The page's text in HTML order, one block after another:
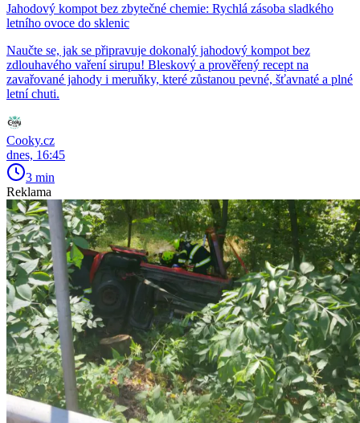
Jahodový kompot bez zbytečné chemie: Rychlá zásoba sladkého
letního ovoce do sklenic
Naučte se, jak se připravuje dokonalý jahodový kompot bez
zdlouhavého vaření sirupu! Bleskový a prověřený recept na
zavařované jahody i meruňky, které zůstanou pevné, šťavnaté a plné
letní chuti.
Cooky.cz
dnes, 16:45
3 min
Reklama